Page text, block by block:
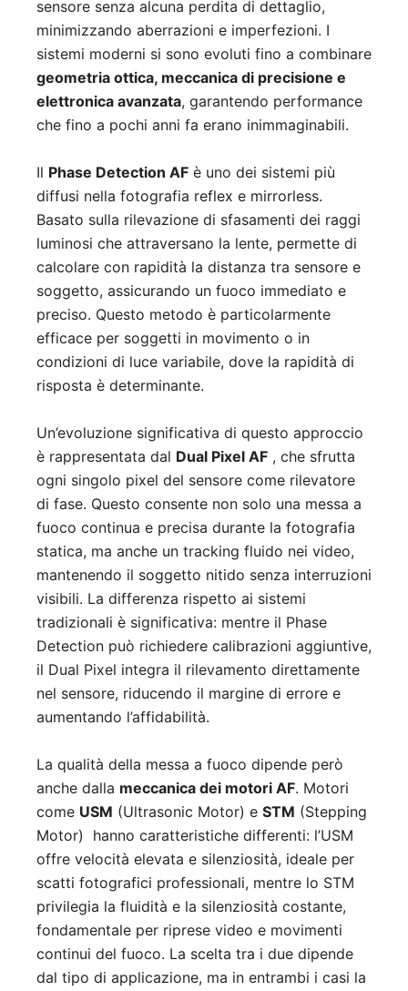
sensore senza alcuna perdita di dettaglio,
minimizzando aberrazioni e imperfezioni. I
sistemi moderni si sono evoluti fino a combinare
geometria ottica, meccanica di precisione e
elettronica avanzata, garantendo performance
che fino a pochi anni fa erano inimmaginabili.
Il Phase Detection AF è uno dei sistemi più
diffusi nella fotografia reflex e mirrorless.
Basato sulla rilevazione di sfasamenti dei raggi
luminosi che attraversano la lente, permette di
calcolare con rapidità la distanza tra sensore e
soggetto, assicurando un fuoco immediato e
preciso. Questo metodo è particolarmente
efficace per soggetti in movimento o in
condizioni di luce variabile, dove la rapidità di
risposta è determinante.
Un’evoluzione significativa di questo approccio
è rappresentata dal Dual Pixel AF , che sfrutta
ogni singolo pixel del sensore come rilevatore
di fase. Questo consente non solo una messa a
fuoco continua e precisa durante la fotografia
statica, ma anche un tracking fluido nei video,
mantenendo il soggetto nitido senza interruzioni
visibili. La differenza rispetto ai sistemi
tradizionali è significativa: mentre il Phase
Detection può richiedere calibrazioni aggiuntive,
il Dual Pixel integra il rilevamento direttamente
nel sensore, riducendo il margine di errore e
aumentando l’affidabilità.
La qualità della messa a fuoco dipende però
anche dalla meccanica dei motori AF. Motori
come USM (Ultrasonic Motor) e STM (Stepping
Motor) hanno caratteristiche differenti: l’USM
offre velocità elevata e silenziosità, ideale per
scatti fotografici professionali, mentre lo STM
privilegia la fluidità e la silenziosità costante,
fondamentale per riprese video e movimenti
continui del fuoco. La scelta tra i due dipende
dal tipo di applicazione, ma in entrambi i casi la